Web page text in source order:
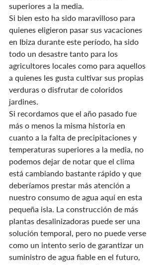
superiores a la media.
Si bien esto ha sido maravilloso para
quienes eligieron pasar sus vacaciones
en Ibiza durante este período, ha sido
todo un desastre tanto para los
agricultores locales como para aquellos
a quienes les gusta cultivar sus propias
verduras o disfrutar de coloridos
jardines.
Si recordamos que el año pasado fue
más o menos la misma historia en
cuanto a la falta de precipitaciones y
temperaturas superiores a la media, no
podemos dejar de notar que el clima
está cambiando bastante rápido y que
deberíamos prestar más atención a
nuestro consumo de agua aquí en esta
pequeña isla. La construcción de más
plantas desalinizadoras puede ser una
solución temporal, pero no puede verse
como un intento serio de garantizar un
suministro de agua fiable en el futuro,